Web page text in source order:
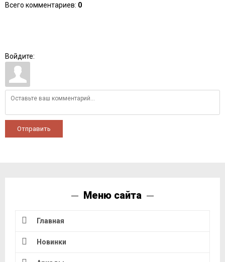
Всего комментариев: 0
Войдите:
Отправить
Меню сайта
Главная
Новинки